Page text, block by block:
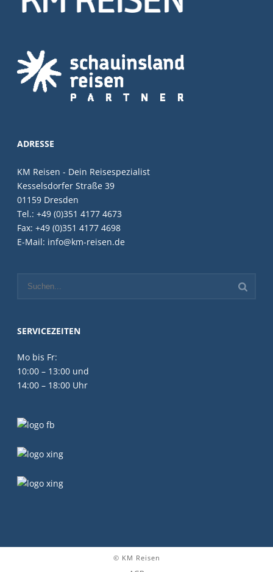
ADRESSE
KM Reisen - Dein Reisespezialist
Kesselsdorfer Straße 39
01159 Dresden
Tel.: +49 (0)351 4177 4673
Fax: +49 (0)351 4177 4698
E-Mail: info@km-reisen.de
SERVICEZEITEN
Mo bis Fr:
10:00 – 13:00 und
14:00 – 18:00 Uhr
© KM Reisen